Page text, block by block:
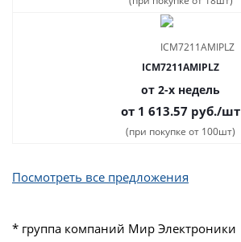
ICM7211AMIPLZ
от 2-х недель
от 1 613.57 руб./шт
(при покупке от 100шт)
Посмотреть все предложения
* группа компаний Мир Электроники